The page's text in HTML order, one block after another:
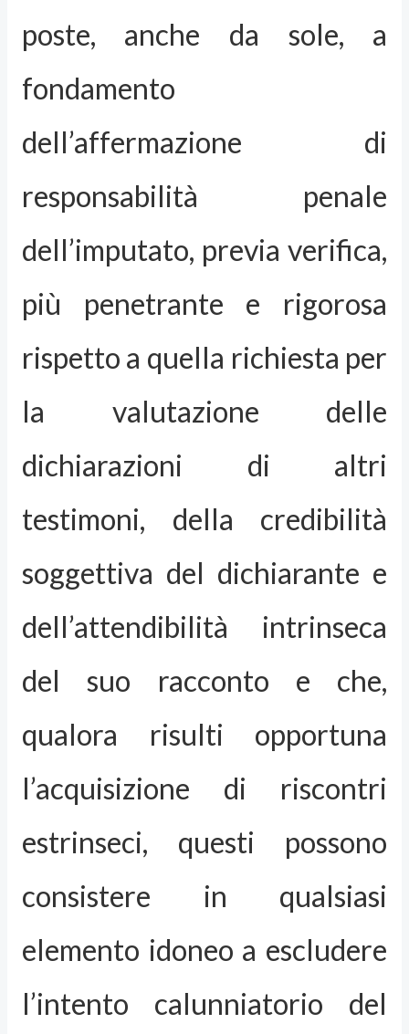
poste, anche da sole, a
fondamento
dell’affermazione di
responsabilità penale
dell’imputato, previa verifica,
più penetrante e rigorosa
rispetto a quella richiesta per
la valutazione delle
dichiarazioni di altri
testimoni, della credibilità
soggettiva del dichiarante e
dell’attendibilità intrinseca
del suo racconto e che,
qualora risulti opportuna
l’acquisizione di riscontri
estrinseci, questi possono
consistere in qualsiasi
elemento idoneo a escludere
l’intento calunniatorio del